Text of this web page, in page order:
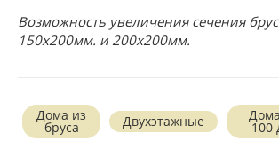
Возможность увеличения сечения
150х200мм. и 200х200мм.
Дома из
бруса Двухэтажные 100